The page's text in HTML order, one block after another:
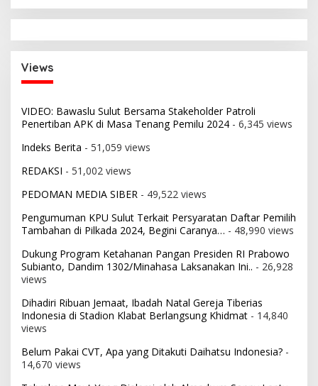
Views
VIDEO: Bawaslu Sulut Bersama Stakeholder Patroli
Penertiban APK di Masa Tenang Pemilu 2024 - 6,345 views
Indeks Berita - 51,059 views
REDAKSI - 51,002 views
PEDOMAN MEDIA SIBER - 49,522 views
Pengumuman KPU Sulut Terkait Persyaratan Daftar Pemilih
Tambahan di Pilkada 2024, Begini Caranya… - 48,990 views
Dukung Program Ketahanan Pangan Presiden RI Prabowo
Subianto, Dandim 1302/Minahasa Laksanakan Ini.. - 26,928
views
Dihadiri Ribuan Jemaat, Ibadah Natal Gereja Tiberias
Indonesia di Stadion Klabat Berlangsung Khidmat - 14,840
views
Belum Pakai CVT, Apa yang Ditakuti Daihatsu Indonesia? -
14,670 views